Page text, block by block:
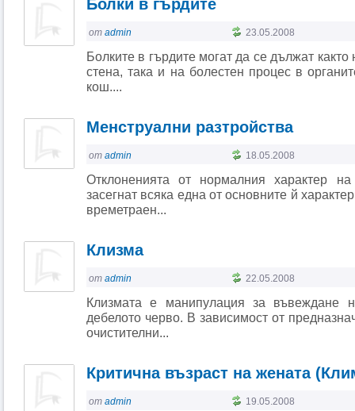
Болки в гърдите
от admin 23.05.2008
Болките в гърдите могат да се дължат
стена, така и на болестен процес в
кош....
Менструални разтройства
от admin 18.05.2008
Отклоненията от нормалния характер
засегнат всяка една от основните й
времетраен...
Клизма
от admin 22.05.2008
Клизмата е манипулация за въвеждане
дебелото черво. В зависимост от
очистителни...
Критична възраст на жената
от admin 19.05.2008